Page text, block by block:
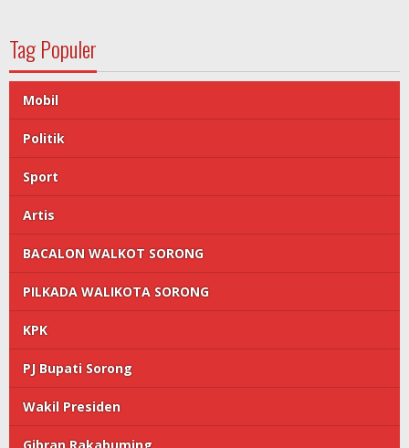
Tag Populer
Mobil
Politik
Sport
Artis
BACALON WALKOT SORONG
PILKADA WALIKOTA SORONG
KPK
PJ Bupati Sorong
Wakil Presiden